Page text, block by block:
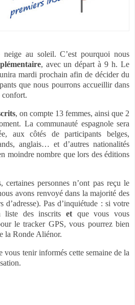
neige au soleil. C’est pourquoi nous
, avec un départ à 9 h. Le
mardi prochain afin de décider du
que nous pourrons accueillir dans
confort.
, on compte 13 femmes, ainsi que 2
La communauté espagnole sera
aux côtés de participants belges,
anglais… et d’autres nationalités
moindre nombre que lors des éditions
certaines personnes n’ont pas reçu le
avons renvoyé dans la majorité des
d’adresse).Pas d’inquiétude : si votre
liste des inscritset que vous vous
le tracker GPS, vous pourrez bien
la Ronde Aliénor.
vous tenir informés cette semaine de la